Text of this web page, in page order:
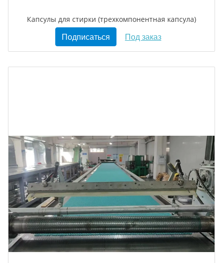
Капсулы для стирки (трехкомпонентная капсула)
Подписаться Под заказ